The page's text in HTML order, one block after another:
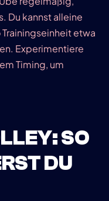
Du kannst alleine
etwa
Experimentiere
Timing, um
: SO
DU